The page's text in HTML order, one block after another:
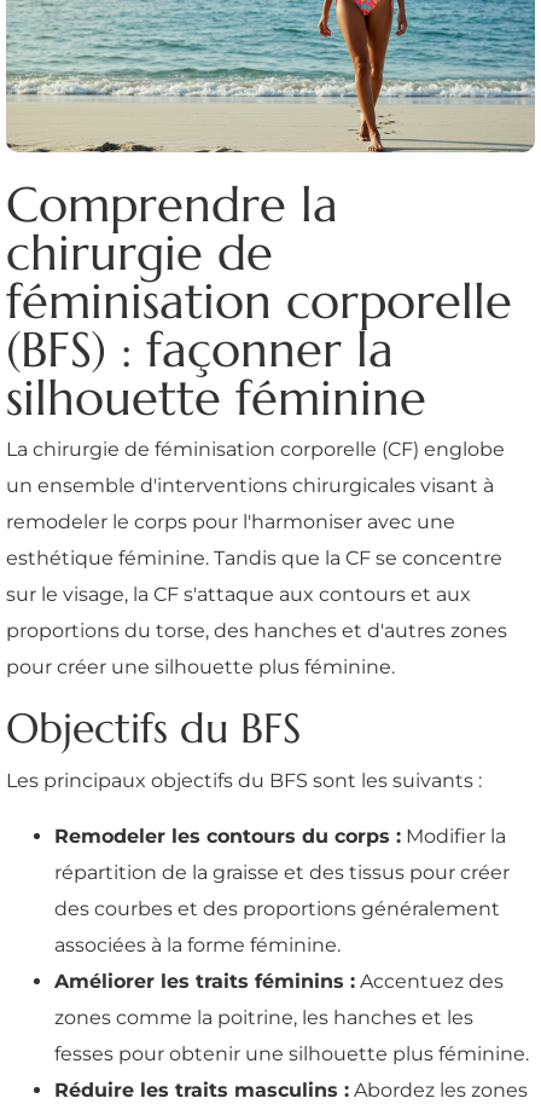
Comprendre la
chirurgie de
féminisation corporelle
(BFS) : façonner la
silhouette féminine
La chirurgie de féminisation corporelle (CF) englobe
un ensemble d'interventions chirurgicales visant à
remodeler le corps pour l'harmoniser avec une
esthétique féminine. Tandis que la CF se concentre
sur le visage, la CF s'attaque aux contours et aux
proportions du torse, des hanches et d'autres zones
pour créer une silhouette plus féminine.
Objectifs du BFS
Les principaux objectifs du BFS sont les suivants :
Remodeler les contours du corps : Modifier la
répartition de la graisse et des tissus pour créer
des courbes et des proportions généralement
associées à la forme féminine.
Améliorer les traits féminins : Accentuez des
zones comme la poitrine, les hanches et les
fesses pour obtenir une silhouette plus féminine.
Réduire les traits masculins : Abordez les zones